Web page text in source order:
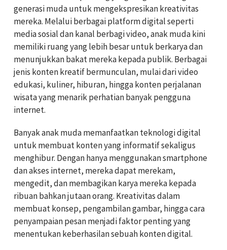
generasi muda untuk mengekspresikan kreativitas
mereka. Melalui berbagai platform digital seperti
media sosial dan kanal berbagi video, anak muda kini
memiliki ruang yang lebih besar untuk berkarya dan
menunjukkan bakat mereka kepada publik. Berbagai
jenis konten kreatif bermunculan, mulai dari video
edukasi, kuliner, hiburan, hingga konten perjalanan
wisata yang menarik perhatian banyak pengguna
internet.
Banyak anak muda memanfaatkan teknologi digital
untuk membuat konten yang informatif sekaligus
menghibur. Dengan hanya menggunakan smartphone
dan akses internet, mereka dapat merekam,
mengedit, dan membagikan karya mereka kepada
ribuan bahkan jutaan orang. Kreativitas dalam
membuat konsep, pengambilan gambar, hingga cara
penyampaian pesan menjadi faktor penting yang
menentukan keberhasilan sebuah konten digital.